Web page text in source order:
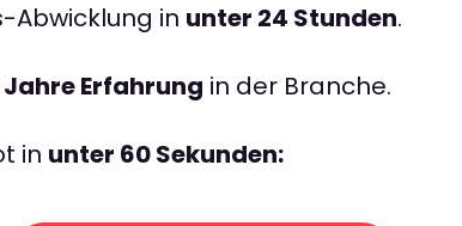
Abwicklung in unter 24 Stunden.
Jahre Erfahrung in der Branche.
in unter 60 Sekunden: